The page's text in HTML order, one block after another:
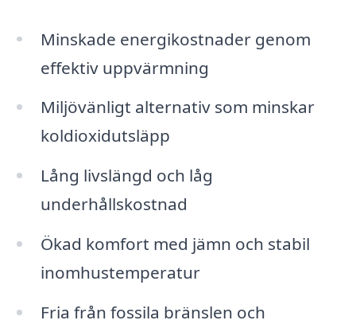
Minskade energikostnader genom
effektiv uppvärmning
Miljövänligt alternativ som minskar
koldioxidutsläpp
Lång livslängd och låg
underhållskostnad
Ökad komfort med jämn och stabil
inomhustemperatur
Fria från fossila bränslen och